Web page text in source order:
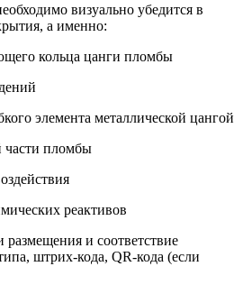
визуально убедится в
а именно:
кольца цанги пломбы
элемента металлической цангой
части пломбы
реактивов
и соответствие
штрих-кода, QR-кода (если